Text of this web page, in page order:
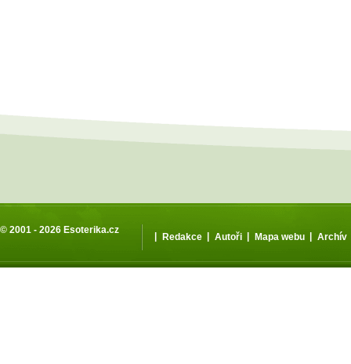
© 2001 - 2026 Esoterika.cz
| Redakce | Autoři | Mapa webu | Archív